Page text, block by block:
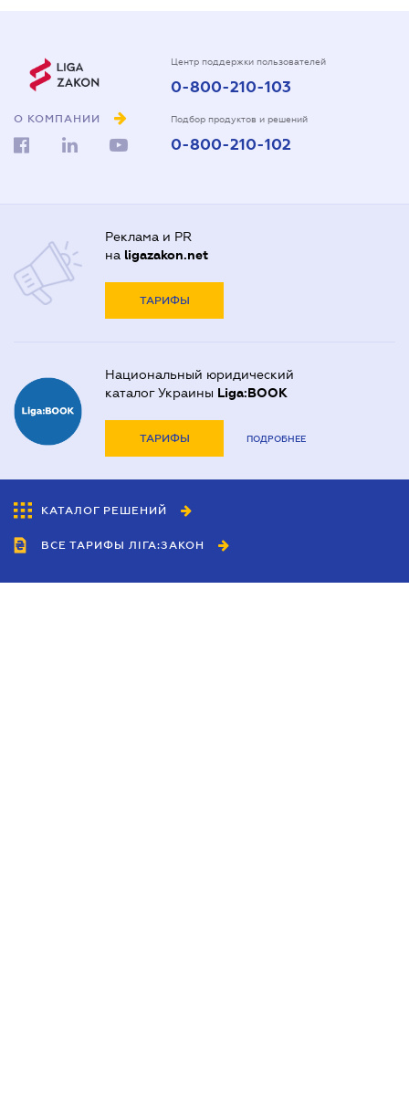
О КОМПАНИИ
Центр поддержки пользователей
0-800-210-103
Подбор продуктов и решений
0-800-210-102
Реклама и PR
на ligazakon.net
ТАРИФЫ
Национальный юридический
каталог Украины Liga:BOOK
ТАРИФЫ ПОДРОБНЕЕ
КАТАЛОГ РЕШЕНИЙ
ВСЕ ТАРИФЫ ЛІГА:ЗАКОН